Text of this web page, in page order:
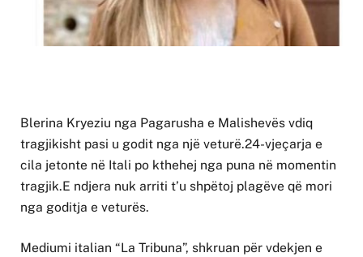
Blerina Kryeziu nga Pagarusha e Malishevës vdiq
tragjikisht pasi u godit nga një veturë.24-vjeçarja e
cila jetonte në Itali po kthehej nga puna në momentin
tragjik.E ndjera nuk arriti t’u shpëtoj plagëve që mori
nga goditja e veturës.
Mediumi italian “La Tribuna”, shkruan për vdekjen e